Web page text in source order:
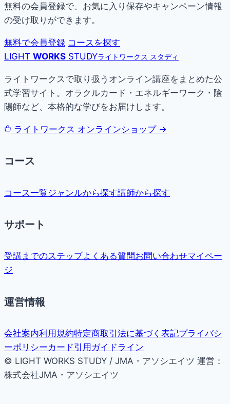
無料の会員登録で、お気に入り保存やキャンペーン情報
の受け取りができます。
無料で会員登録 コースを探す
LIGHT WORKS STUDYライトワークス スタディ
ライトワークスで取り扱うオンライン講座をまとめた公
式学習サイト。オラクルカード・エネルギーワーク・陰
陽師など、本格的な学びをお届けします。
ライトワークス オンラインショップ →
コース
コース一覧ジャンルから探す講師から探す
サポート
受講までのステップよくある質問お問い合わせマイペー
ジ
運営情報
会社案内利用規約特定商取引法に基づく表記プライバシ
ーポリシーカード引用ガイドライン
© LIGHT WORKS STUDY / JMA・アソシエイツ 運営：
株式会社JMA・アソシエイツ